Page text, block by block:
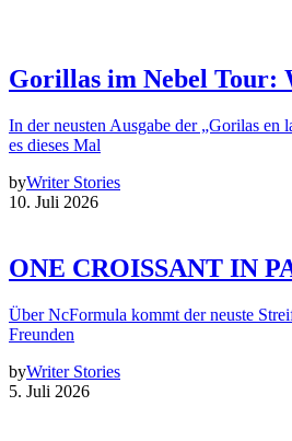
Gorillas im Nebel Tour:
In der neusten Ausgabe der „Gorilas en
es dieses Mal
byWriter Stories
10. Juli 2026
ONE CROISSANT IN
Über NcFormula kommt der neuste
Freunden
byWriter Stories
5. Juli 2026